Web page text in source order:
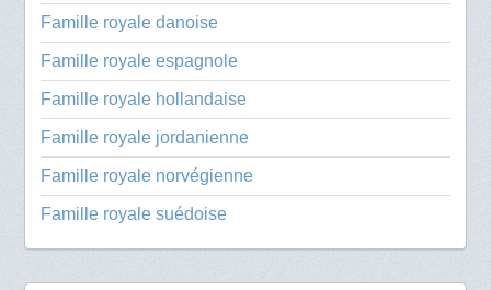
Famille royale danoise
Famille royale espagnole
Famille royale hollandaise
Famille royale jordanienne
Famille royale norvégienne
Famille royale suédoise